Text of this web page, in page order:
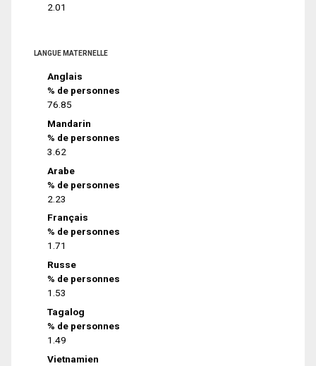
2.01
LANGUE MATERNELLE
Anglais
% de personnes
76.85
Mandarin
% de personnes
3.62
Arabe
% de personnes
2.23
Français
% de personnes
1.71
Russe
% de personnes
1.53
Tagalog
% de personnes
1.49
Vietnamien